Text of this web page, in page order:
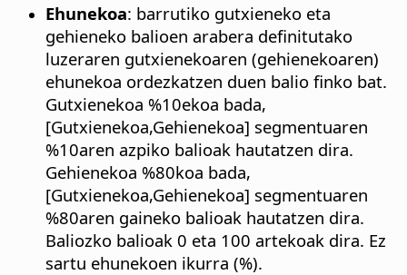
Ehunekoa: barrutiko gutxieneko eta
gehieneko balioen arabera definitutako
luzeraren gutxienekoaren (gehienekoaren)
ehunekoa ordezkatzen duen balio finko bat.
Gutxienekoa %10ekoa bada,
[Gutxienekoa,Gehienekoa] segmentuaren
%10aren azpiko balioak hautatzen dira.
Gehienekoa %80koa bada,
[Gutxienekoa,Gehienekoa] segmentuaren
%80aren gaineko balioak hautatzen dira.
Baliozko balioak 0 eta 100 artekoak dira. Ez
sartu ehunekoen ikurra (%).